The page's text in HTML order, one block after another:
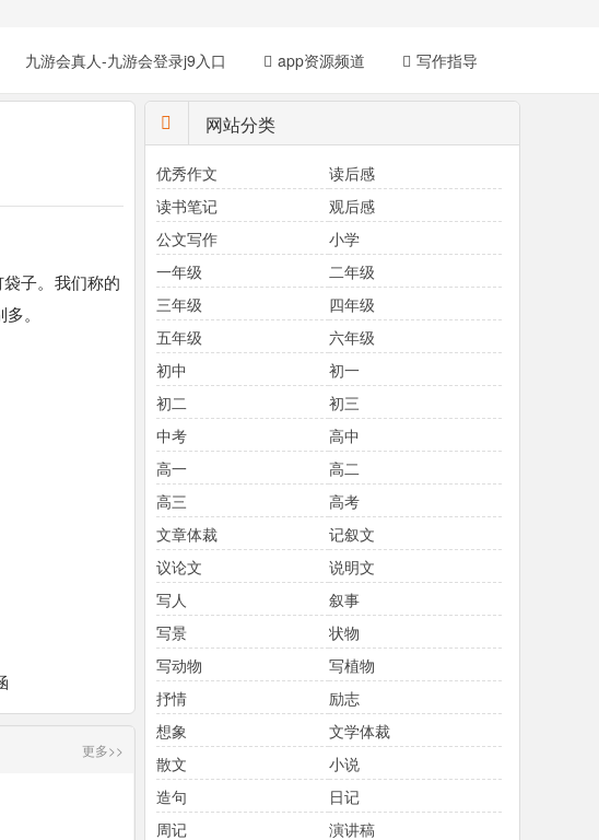
九游会真人-九游会登录j9入口 app资源频道 写作指导
子。我们称的
。
更多>>
网站分类
优秀作文
读后感
读书笔记
观后感
公文写作
小学
一年级
二年级
三年级
四年级
五年级
六年级
初中
初一
初二
初三
中考
高中
高一
高二
高三
高考
文章体裁
记叙文
议论文
说明文
写人
叙事
写景
状物
写动物
写植物
抒情
励志
想象
文学体裁
散文
小说
造句
日记
周记
演讲稿